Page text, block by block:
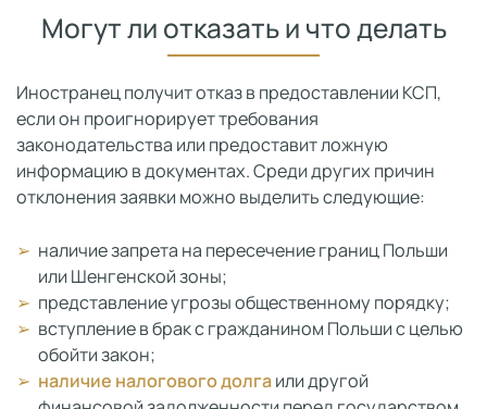
Могут ли отказать и что делать
Иностранец получит отказ в предоставлении КСП,
если он проигнорирует требования
законодательства или предоставит ложную
информацию в документах. Среди других причин
отклонения заявки можно выделить следующие:
наличие запрета на пересечение границ Польши
или Шенгенской зоны;
представление угрозы общественному порядку;
вступление в брак с гражданином Польши с целью
обойти закон;
наличие налогового долгаили другой